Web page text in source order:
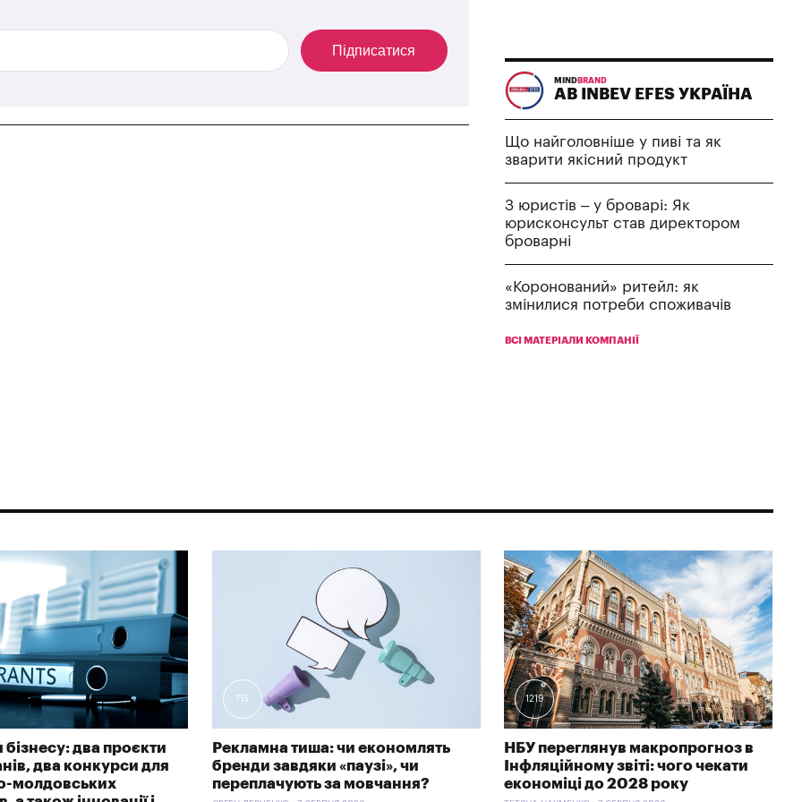
Підписатися
MIND BRAND
AB INBEV EFES УКРАЇНА
Що найголовніше у пиві та як
зварити якісний продукт
З юристів – у броварі: Як
юрисконсульт став директором
броварні
«Коронований» ритейл: як
змінилися потреби споживачів
ВСІ МАТЕРІАЛИ КОМПАНІЇ
бізнесу: два проєкти
два конкурси для
молдовських
715
Рекламна тиша: чи економлять
бренди завдяки «паузі», чи
переплачують за мовчання?
1219
НБУ переглянув макропрогноз в
Інфляційному звіті: чого чекати
економіці до 2028 року